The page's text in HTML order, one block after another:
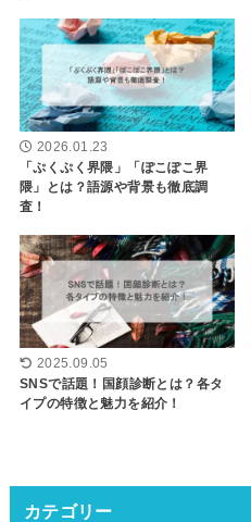
2026.01.23
「ぷくぷく界隈」「ぽこぽこ界
隈」とは？語源や背景も徹底調
査！
2025.09.05
SNSで話題！国顔診断とは？各タ
イプの特徴と魅力を紹介！
カテゴリー